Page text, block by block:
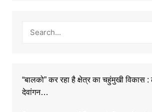
“बालको” कर रहा है क्षेत्र का चहुंमुखी
देवांगन…